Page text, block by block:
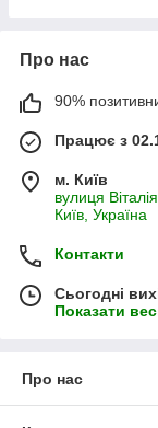
Про нас
90%
Працює з
м. Київ
вулиця
Київ, Україна
Контакти
Сьогодні
Показати
Про нас